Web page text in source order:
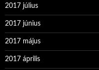
2017 július
2017 június
2017 május
2017 április